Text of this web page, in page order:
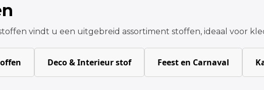
vindt u een uitgebreid assortiment stoffen, ideaal voor
Deco & Interieur stof Feest en Carnaval